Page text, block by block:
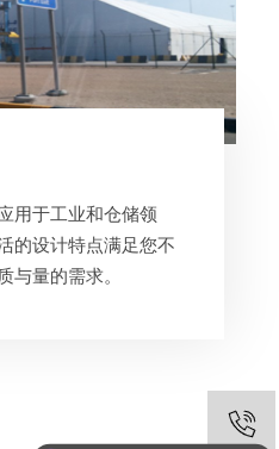
用于工业和仓储领
的设计特点满足您不
与量的需求。